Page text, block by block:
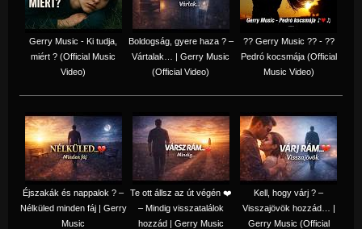
Gerry Music - Ki tudja,
miért ? (Official Music
Video)
Boldogság, gyere haza ? –
Vártalak… | Gerry Music
(Official Video)
?? Gerry Music ?? - ??
Pedró kocsmája (Official
Music Video)
Éjszakák és nappalok ? –
Nélküled minden fáj | Gerry
Music
Te ott állsz az út végén ❤️
– Mindig visszatalálok
hozzád | Gerry Music
Kell, hogy várj ? –
Visszajövök hozzád… |
Gerry Music (Official